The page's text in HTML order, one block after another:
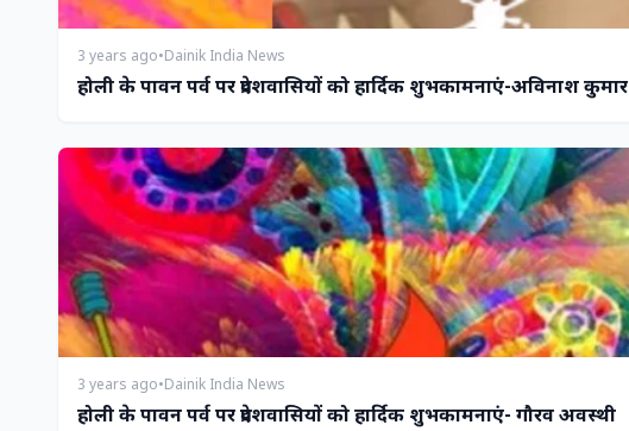
3 years ago•Dainik India News
होली के पावन पर्व पर प्रदेशवासियों को हार्दिक शुभकामनाएं-अविनाश कुमार
3 years ago•Dainik India News
होली के पावन पर्व पर प्रदेशवासियों को हार्दिक शुभकामनाएं- गौरव अवस्थी